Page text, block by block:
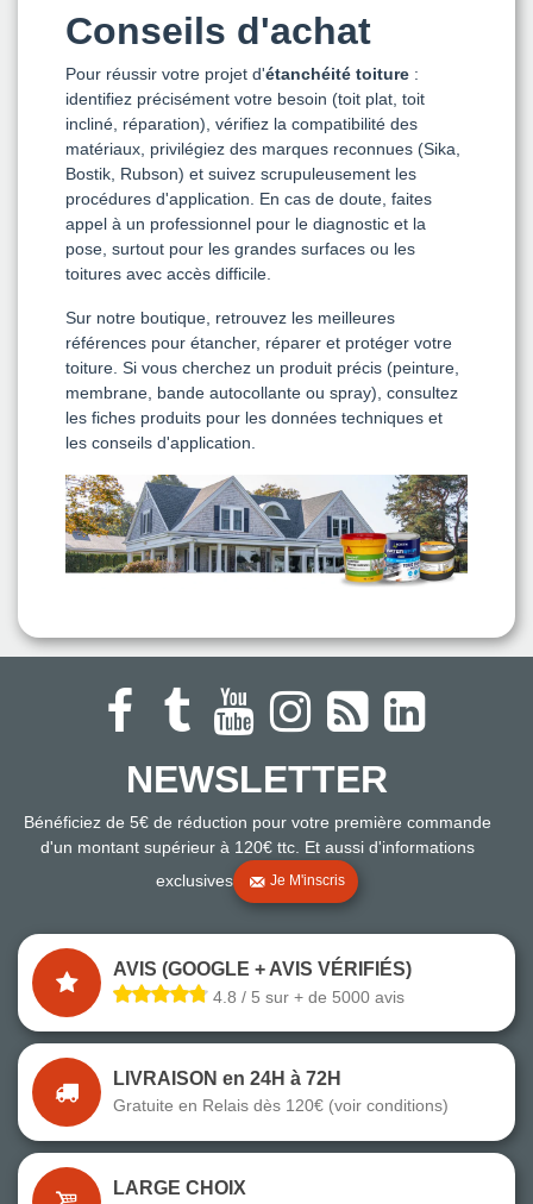
Conseils d'achat
Pour réussir votre projet d'étanchéité toiture :
identifiez précisément votre besoin (toit plat, toit
incliné, réparation), vérifiez la compatibilité des
matériaux, privilégiez des marques reconnues (Sika,
Bostik, Rubson) et suivez scrupuleusement les
procédures d'application. En cas de doute, faites
appel à un professionnel pour le diagnostic et la
pose, surtout pour les grandes surfaces ou les
toitures avec accès difficile.
Sur notre boutique, retrouvez les meilleures
références pour étancher, réparer et protéger votre
toiture. Si vous cherchez un produit précis (peinture,
membrane, bande autocollante ou spray), consultez
les fiches produits pour les données techniques et
les conseils d'application.
NEWSLETTER
Bénéficiez de 5€ de réduction pour votre première commande
d'un montant supérieur à 120€ ttc. Et aussi d'informations
exclusives
Je M'inscris
AVIS (GOOGLE + AVIS VÉRIFIÉS)
4.8 / 5 sur + de 5000 avis
LIVRAISON en 24H à 72H
Gratuite en Relais dès 120€ (voir conditions)
LARGE CHOIX